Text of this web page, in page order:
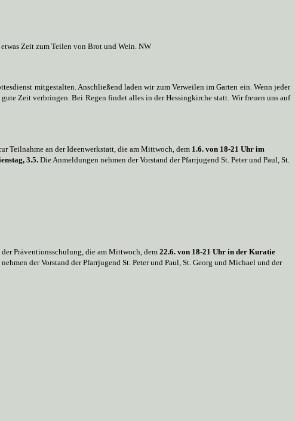
Zeit zum Teilen von Brot und Wein. NW
mitgestalten. Anschließend laden wir zum Verweilen im Garten ein. Wenn jeder
Zeit verbringen. Bei Regen findet alles in der Hessingkirche statt. Wir freuen uns auf
Teilnahme an der Ideenwerkstatt, die am Mittwoch, dem 1.6. von 18-21 Uhr im
3.5.Die Anmeldungen nehmen der Vorstand der Pfarrjugend St. Peter und Paul, St.
Präventionsschulung, die am Mittwoch, dem 22.6. von 18-21 Uhr in der Kuratie
der Vorstand der Pfarrjugend St. Peter und Paul, St. Georg und Michael und der